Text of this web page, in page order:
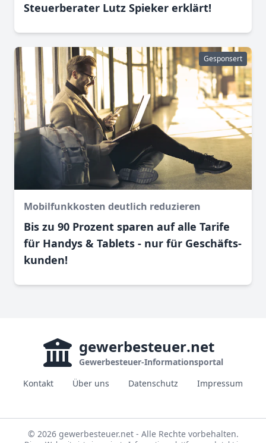
Steuerberater Lutz Spieker erklärt!
Gesponsert
Mobilfunkkosten deutlich reduzieren
Bis zu 90 Prozent sparen auf alle Tarife
für Handys & Tablets - nur für Geschäfts­
kunden!
gewerbesteuer.net
Gewerbesteuer-Informationsportal
Kontakt
Über uns Datenschutz Impressum
© 2026 gewerbesteuer.net - Alle Rechte vorbehalten.